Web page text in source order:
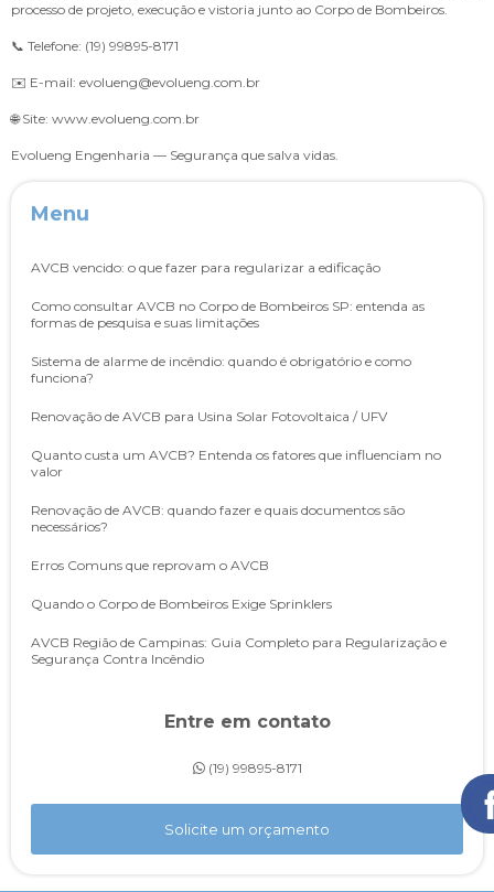
processo de projeto, execução e vistoria junto ao Corpo de Bombeiros.
📞 Telefone: (19) 99895-8171
✉️ E-mail: evolueng@evolueng.com.br
🌐 Site: www.evolueng.com.br
Evolueng Engenharia — Segurança que salva vidas.
Menu
AVCB vencido: o que fazer para regularizar a edificação
Como consultar AVCB no Corpo de Bombeiros SP: entenda as
formas de pesquisa e suas limitações
Sistema de alarme de incêndio: quando é obrigatório e como
funciona?
Renovação de AVCB para Usina Solar Fotovoltaica / UFV
Quanto custa um AVCB? Entenda os fatores que influenciam no
valor
Renovação de AVCB: quando fazer e quais documentos são
necessários?
Erros Comuns que reprovam o AVCB
Quando o Corpo de Bombeiros Exige Sprinklers
AVCB Região de Campinas: Guia Completo para Regularização e
Segurança Contra Incêndio
Decreto nº 69.118/2024
Entre em contato
(19) 99895-8171
Solicite um orçamento